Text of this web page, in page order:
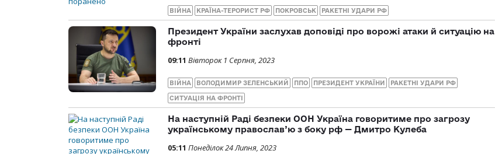
ВІЙНА КРАЇНА-ТЕРОРИСТ РФ ПОКРОВСЬК РАКЕТНІ УДАРИ РФ
Президент України заслухав доповіді про ворожі атаки й ситуацію на
фронті
09:11 Вівторок 1 Серпня, 2023
ВІЙНА ВОЛОДИМИР ЗЕЛЕНСЬКИЙ ППО ПРЕЗИДЕНТ УКРАЇНИ РАКЕТНІ УДАРИ РФ
СИТУАЦІЯ НА ФРОНТІ
На наступній Раді безпеки ООН Україна говоритиме про загрозу
українському православ’ю з боку рф — Дмитро Кулеба
05:11 Понеділок 24 Липня, 2023